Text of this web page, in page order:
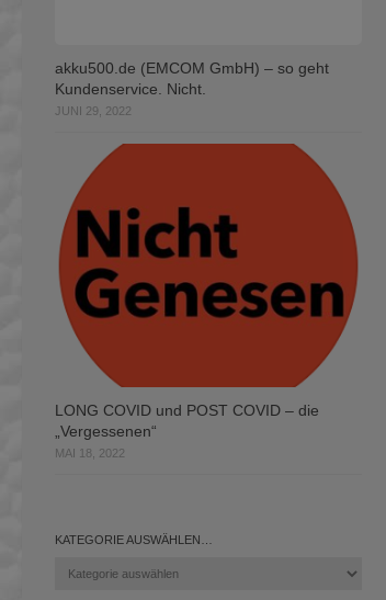
akku500.de (EMCOM GmbH) – so geht
Kundenservice. Nicht.
JUNI 29, 2022
LONG COVID und POST COVID – die
„Vergessenen“
MAI 18, 2022
KATEGORIE AUSWÄHLEN…
Kategorie